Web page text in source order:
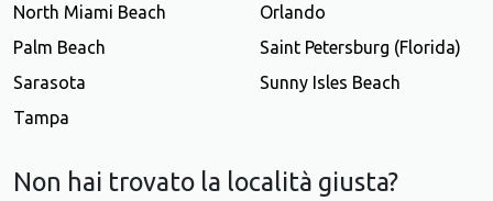
North Miami Beach
Orlando
Palm Beach
Saint Petersburg (Florida)
Sarasota
Sunny Isles Beach
Tampa
Non hai trovato la località giusta?